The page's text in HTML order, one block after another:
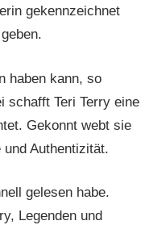
gekennzeichnet
haben kann, so
schafft Teri Terry eine
Gekonnt webt sie
Authentizität.
gelesen habe.
Legenden und